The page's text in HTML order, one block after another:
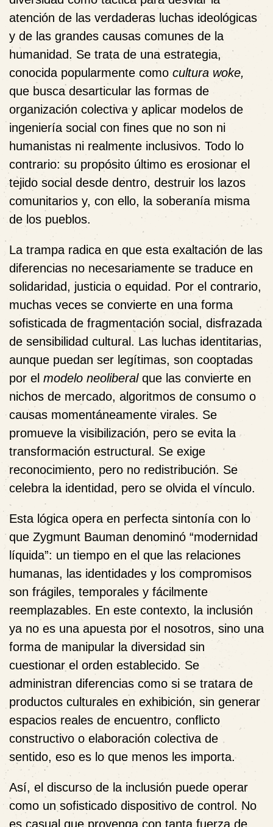
atención de las verdaderas luchas ideológicas
y de las grandes causas comunes de la
humanidad. Se trata de una estrategia,
conocida popularmente como cultura woke,
que busca desarticular las formas de
organización colectiva y aplicar modelos de
ingeniería social con fines que no son ni
humanistas ni realmente inclusivos. Todo lo
contrario: su propósito último es erosionar el
tejido social desde dentro, destruir los lazos
comunitarios y, con ello, la soberanía misma
de los pueblos.
La trampa radica en que esta exaltación de las
diferencias no necesariamente se traduce en
solidaridad, justicia o equidad. Por el contrario,
muchas veces se convierte en una forma
sofisticada de fragmentación social, disfrazada
de sensibilidad cultural. Las luchas identitarias,
aunque puedan ser legítimas, son cooptadas
por el modelo neoliberalque las convierte en
nichos de mercado, algoritmos de consumo o
causas momentáneamente virales. Se
promueve la visibilización, pero se evita la
transformación estructural. Se exige
reconocimiento, pero no redistribución. Se
celebra la identidad, pero se olvida el vínculo.
Esta lógica opera en perfecta sintonía con lo
que Zygmunt Bauman denominó “modernidad
líquida”: un tiempo en el que las relaciones
humanas, las identidades y los compromisos
son frágiles, temporales y fácilmente
reemplazables. En este contexto, la inclusión
ya no es una apuesta por el nosotros, sino una
forma de manipular la diversidad sin
cuestionar el orden establecido. Se
administran diferencias como si se tratara de
productos culturales en exhibición, sin generar
espacios reales de encuentro, conflicto
constructivo o elaboración colectiva de
sentido, eso es lo que menos les importa.
Así, el discurso de la inclusión puede operar
como un sofisticado dispositivo de control. No
es casual que provenga con tanta fuerza de